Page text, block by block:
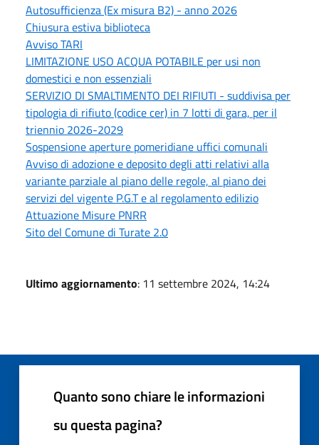
Autosufficienza (Ex misura B2) - anno 2026
Chiusura estiva biblioteca
Avviso TARI
LIMITAZIONE USO ACQUA POTABILE per usi non
domestici e non essenziali
SERVIZIO DI SMALTIMENTO DEI RIFIUTI - suddivisa per
tipologia di rifiuto (codice cer) in 7 lotti di gara, per il
triennio 2026-2029
Sospensione aperture pomeridiane uffici comunali
Avviso di adozione e deposito degli atti relativi alla
variante parziale al piano delle regole, al piano dei
servizi del vigente P.G.T e al regolamento edilizio
Attuazione Misure PNRR
Sito del Comune di Turate 2.0
Ultimo aggiornamento: 11 settembre 2024, 14:24
Quanto sono chiare le informazioni
su questa pagina?